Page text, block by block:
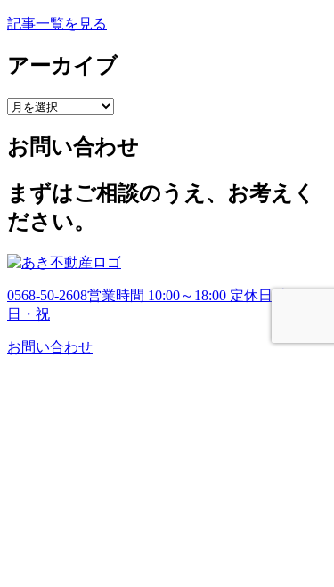
記事一覧を見る
アーカイブ
ア
カ
イ
ブ
お問い合わせ
まずはご相談のうえ、お考えく
ださい。
0568-50-2608営業時間 10:00～18:00 定休日 土・
日・祝
お問い合わせ